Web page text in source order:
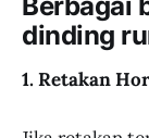
dinding
1. Retakan